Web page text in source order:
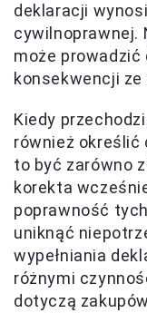
deklaracji wynosi
cywilnoprawnej.
może prowadzić
konsekwencji
Kiedy
również określić
to być zarówno
korekta
poprawność
uniknąć
wypełniania
różnymi
dotyczą